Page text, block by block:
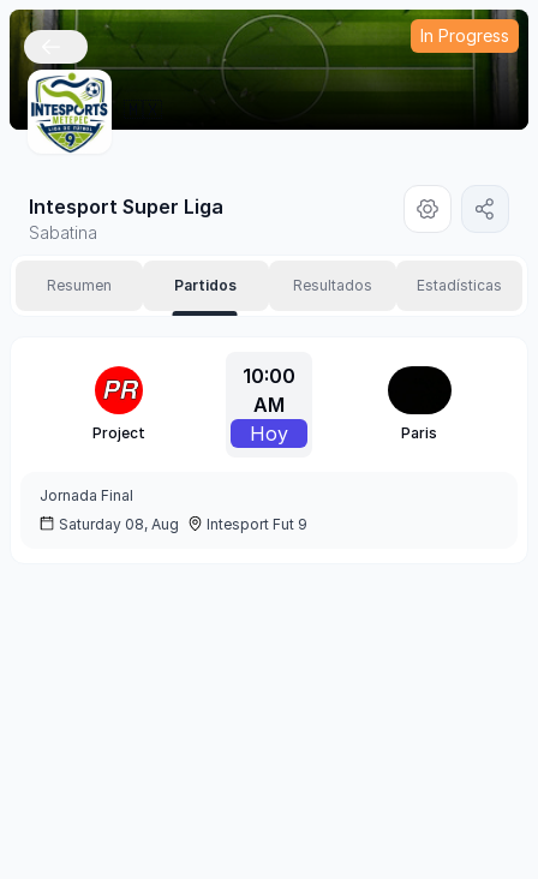
In Progress
Intesport Super Liga
Sabatina
Resumen Partidos Resultados Estadísticas
Project
10:00
AM
Hoy
Paris
Jornada Final
Saturday 08, Aug
Intesport Fut 9